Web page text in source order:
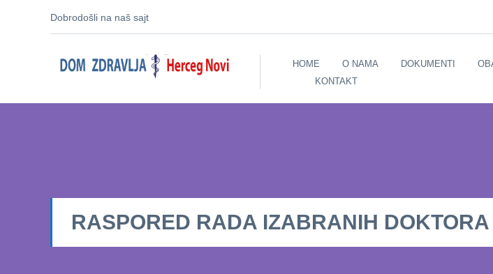
Dobrodošli na naš sajt
HOME O NAMA DOKUMENTI
KONTAKT
RASPORED RADA IZABRANIH